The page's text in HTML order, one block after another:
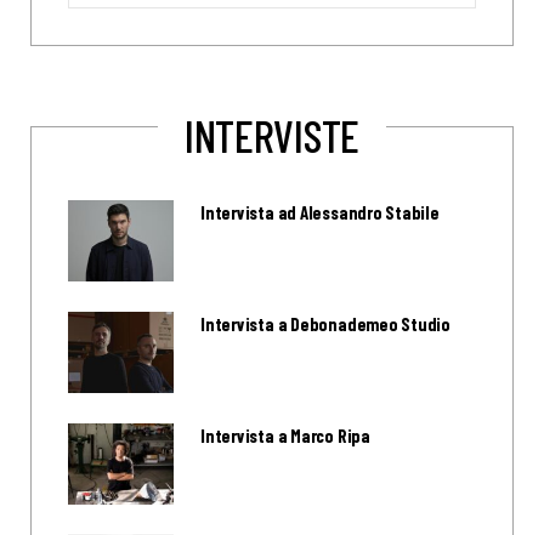
INTERVISTE
Intervista ad Alessandro Stabile
Intervista a Debonademeo Studio
Intervista a Marco Ripa